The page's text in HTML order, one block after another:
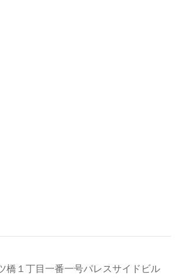
橋１丁目一番一号パレスサイドビル